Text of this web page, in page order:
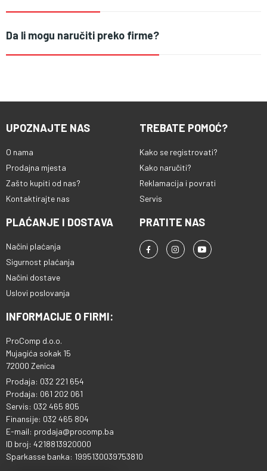
Da li mogu naručiti preko firme?
UPOZNAJTE NAS
O nama
Prodajna mjesta
Zašto kupiti od nas?
Kontaktirajte nas
TREBATE POMOĆ?
Kako se registrovati?
Kako naručiti?
Reklamacija i povrati
Servis
PLAĆANJE I DOSTAVA
Načini plaćanja
Sigurnost plaćanja
Načini dostave
Uslovi poslovanja
PRATITE NAS
INFORMACIJE O FIRMI:
ProComp d.o.o.
Mujagića sokak 15
72000 Zenica
Prodaja: 032 221 654
Prodaja: 061 202 061
Servis: 032 465 805
Finansije: 032 465 804
E-mail: prodaja@procomp.ba
ID broj: 4218813920000
Sparkasse banka: 1995130039753810